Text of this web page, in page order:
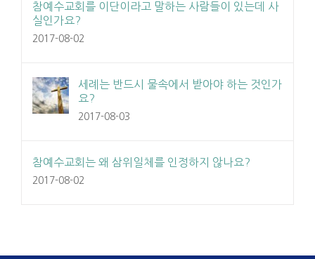
참예수교회를 이단이라고 말하는 사람들이 있는데 사
실인가요?
2017-08-02
세례는 반드시 물속에서 받아야 하는 것인가
요?
2017-08-03
참예수교회는 왜 삼위일체를 인정하지 않나요?
2017-08-02